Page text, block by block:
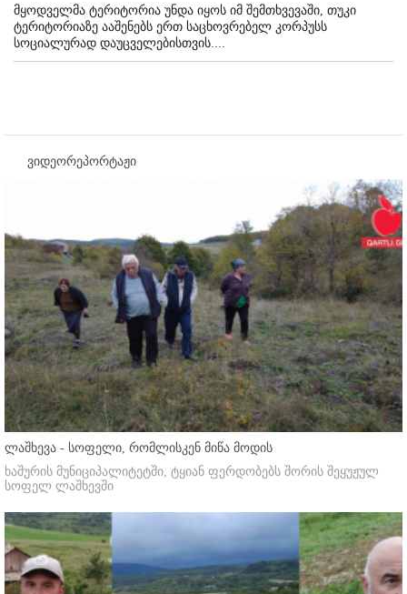
მყოდველმა ტერიტორია უნდა იყოს იმ შემთხვევაში, თუკი
ტერიტორიაზე ააშენებს ერთ საცხოვრებელ კორპუსს
სოციალურად დაუცველებისთვის....
ვიდეორეპორტაჟი
ლაშხევა - სოფელი, რომლისკენ მიწა მოდის
ხაშურის მუნიციპალიტეტში, ტყიან ფერდობებს შორის შეყუჟულ
სოფელ ლაშხევში